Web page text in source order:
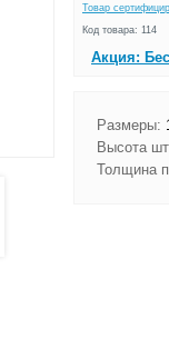
Товар
Код товара: 114
Акция:
Размеры:
Высота
Толщина